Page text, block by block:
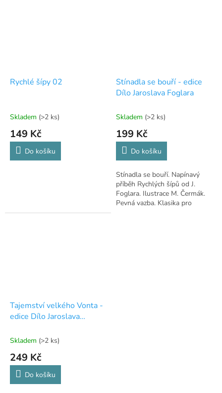
Rychlé šípy 02
Skladem (>2 ks)
149 Kč
Do košíku
Stínadla se bouří - edice
Dílo Jaroslava Foglara
Skladem (>2 ks)
199 Kč
Do košíku
Stínadla se bouří. Napínavý
příběh Rychlých šípů od J.
Foglara. Ilustrace M. Čermák.
Pevná vazba. Klasika pro
Tajemství velkého Vonta -
edice Dílo Jaroslava
Skladem (>2 ks)
249 Kč
Do košíku